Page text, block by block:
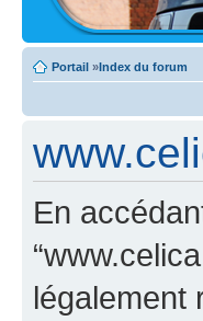
Portail »Index du forum
En
légalement